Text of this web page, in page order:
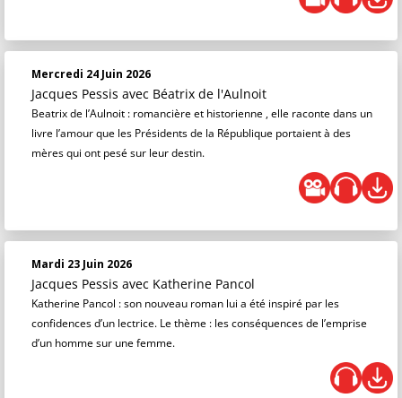
Mercredi 24 Juin 2026
Jacques Pessis avec Béatrix de l'Aulnoit
Beatrix de l’Aulnoit : romancière et historienne , elle raconte dans un
livre l’amour que les Présidents de la République portaient à des
mères qui ont pesé sur leur destin.
Mardi 23 Juin 2026
Jacques Pessis avec Katherine Pancol
Katherine Pancol : son nouveau roman lui a été inspiré par les
confidences d’un lectrice. Le thème : les conséquences de l’emprise
d’un homme sur une femme.